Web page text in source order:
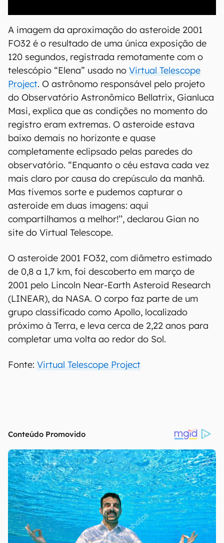
A imagem da aproximação do asteroide 2001
FO32 é o resultado de uma única exposição de
120 segundos, registrada remotamente com o
telescópio “Elena” usado no Virtual Telescope
Project. O astrônomo responsável pelo projeto
do Observatório Astronômico Bellatrix, Gianluca
Masi, explica que as condições no momento do
registro eram extremas. O asteroide estava
baixo demais no horizonte e quase
completamente eclipsado pelas paredes do
observatório. “Enquanto o céu estava cada vez
mais claro por causa do crepúsculo da manhã.
Mas tivemos sorte e pudemos capturar o
asteroide em duas imagens: aqui
compartilhamos a melhor!’’, declarou Gian no
site do Virtual Telescope.
O asteroide 2001 FO32, com diâmetro estimado
de 0,8 a 1,7 km, foi descoberto em março de
2001 pelo Lincoln Near-Earth Asteroid Research
(LINEAR), da NASA. O corpo faz parte de um
grupo classificado como Apollo, localizado
próximo à Terra, e leva cerca de 2,22 anos para
completar uma volta ao redor do Sol.
Fonte: Virtual Telescope Project